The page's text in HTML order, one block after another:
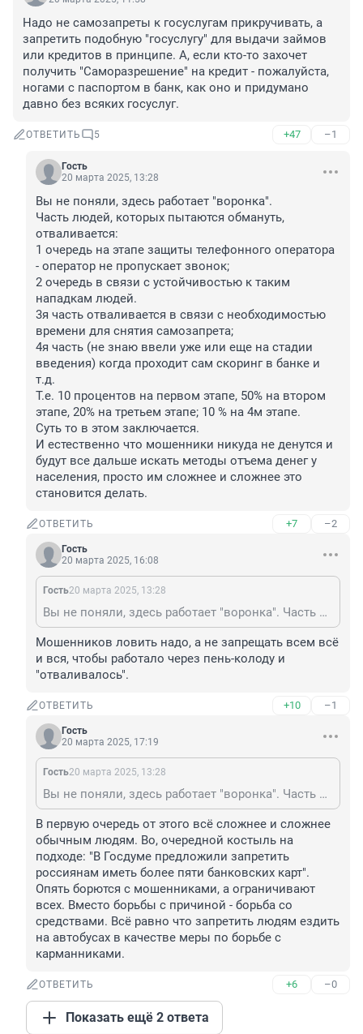
Надо не самозапреты к госуслугам прикручивать, а
запретить подобную "госуслугу" для выдачи займов
или кредитов в принципе. А, если кто-то захочет
получить "Саморазрешение" на кредит - пожалуйста,
ногами с паспортом в банк, как оно и придумано
давно без всяких госуслуг.
ОТВЕТИТЬ 5 +47 –1
Гость
20 марта 2025, 13:28
Вы не поняли, здесь работает "воронка".
Часть людей, которых пытаются обмануть,
отваливается:
1 очередь на этапе защиты телефонного оператора
- оператор не пропускает звонок;
2 очередь в связи с устойчивостью к таким
нападкам людей.
3я часть отваливается в связи с необходимостью
времени для снятия самозапрета;
4я часть (не знаю ввели уже или еще на стадии
введения) когда проходит сам скоринг в банке и
т.д.
Т.е. 10 процентов на первом этапе, 50% на втором
этапе, 20% на третьем этапе; 10 % на 4м этапе.
Суть то в этом заключается.
И естественно что мошенники никуда не денутся и
будут все дальше искать методы отъема денег у
населения, просто им сложнее и сложнее это
становится делать.
ОТВЕТИТЬ +7 –2
Гость
20 марта 2025, 16:08
Гость20 марта 2025, 13:28
Вы не поняли, здесь работает "воронка". Часть людей, которых пытаются обмануть, отваливается: 1 очередь на этапе защиты телефонного оператора - оператор не пропускает звонок; 2 очередь в связи с устойчивостью к таким нападкам людей. 3я часть отваливается в связи с необходимостью времени для снятия самозапрета; 4я часть (не знаю ввели уже или еще на стадии введения) когда проходит сам скоринг в банке и т.д. Т.е. 10 процентов на первом этапе, 50% на втором этапе, 20% на третьем этапе; 10 % на 4м этапе. Суть то в этом заключается. И естественно что мошенники никуда не денутся и будут все дальше искать методы отъема денег у населения, просто им сложнее и сложнее это становится делать.
Мошенников ловить надо, а не запрещать всем всё
и вся, чтобы работало через пень-колоду и
"отваливалось".
ОТВЕТИТЬ +10 –1
Гость
20 марта 2025, 17:19
Гость20 марта 2025, 13:28
Вы не поняли, здесь работает "воронка". Часть людей, которых пытаются обмануть, отваливается: 1 очередь на этапе защиты телефонного оператора - оператор не пропускает звонок; 2 очередь в связи с устойчивостью к таким нападкам людей. 3я часть отваливается в связи с необходимостью времени для снятия самозапрета; 4я часть (не знаю ввели уже или еще на стадии введения) когда проходит сам скоринг в банке и т.д. Т.е. 10 процентов на первом этапе, 50% на втором этапе, 20% на третьем этапе; 10 % на 4м этапе. Суть то в этом заключается. И естественно что мошенники никуда не денутся и будут все дальше искать методы отъема денег у населения, просто им сложнее и сложнее это становится делать.
В первую очередь от этого всё сложнее и сложнее
обычным людям. Во, очередной костыль на
подходе: "В Госдуме предложили запретить
россиянам иметь более пяти банковских карт".
Опять борются с мошенниками, а ограничивают
всех. Вместо борьбы с причиной - борьба со
средствами. Всё равно что запретить людям ездить
на автобусах в качестве меры по борьбе с
карманниками.
ОТВЕТИТЬ +6 –0
Показать ещё 2 ответа